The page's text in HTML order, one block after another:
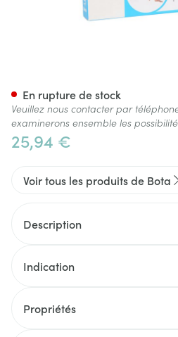
25,94 €
En rupture de stock
Veuillez nous contacter par
examinerons ensemble les
Voir tous les produits de Bota
Description
Indication
Propriétés